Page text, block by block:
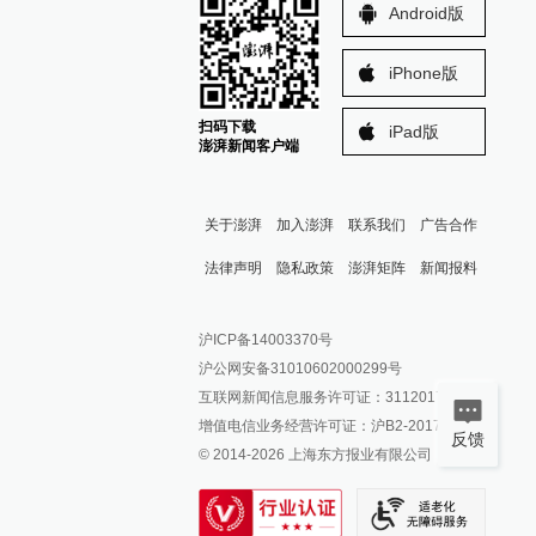
扫码下载
澎湃新闻客户端
Android版
iPhone版
iPad版
关于澎湃 加入澎湃 联系我们 广告合作
法律声明 隐私政策 澎湃矩阵
澎湃新闻公众号
澎湃新闻抖音号
派生万物开放平台
IP SHANGHAI
SIXTH TONE
新闻报料
报料邮箱: news@thepaper.cn
沪ICP备14003370号
沪公网安备31010602000299号
互联网新闻信息服务许可证：31120170006
增值电信业务经营许可证：沪B2-2017116
© 2014-2026 上海东方报业有限公司
反馈